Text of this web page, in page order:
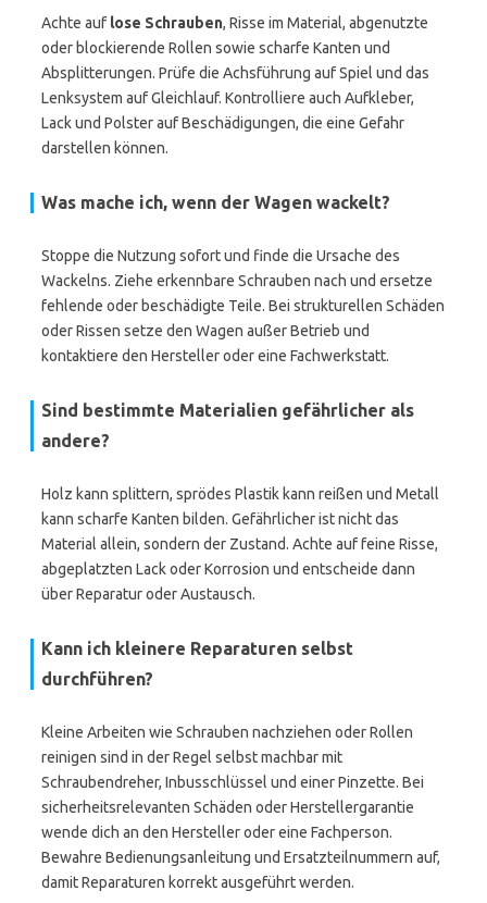
Achte auf lose Schrauben, Risse im Material, abgenutzte
oder blockierende Rollen sowie scharfe Kanten und
Absplitterungen. Prüfe die Achsführung auf Spiel und das
Lenksystem auf Gleichlauf. Kontrolliere auch Aufkleber,
Lack und Polster auf Beschädigungen, die eine Gefahr
darstellen können.
Was mache ich, wenn der Wagen wackelt?
Stoppe die Nutzung sofort und finde die Ursache des
Wackelns. Ziehe erkennbare Schrauben nach und ersetze
fehlende oder beschädigte Teile. Bei strukturellen Schäden
oder Rissen setze den Wagen außer Betrieb und
kontaktiere den Hersteller oder eine Fachwerkstatt.
Sind bestimmte Materialien gefährlicher als
andere?
Holz kann splittern, sprödes Plastik kann reißen und Metall
kann scharfe Kanten bilden. Gefährlicher ist nicht das
Material allein, sondern der Zustand. Achte auf feine Risse,
abgeplatzten Lack oder Korrosion und entscheide dann
über Reparatur oder Austausch.
Kann ich kleinere Reparaturen selbst
durchführen?
Kleine Arbeiten wie Schrauben nachziehen oder Rollen
reinigen sind in der Regel selbst machbar mit
Schraubendreher, Inbusschlüssel und einer Pinzette. Bei
sicherheitsrelevanten Schäden oder Herstellergarantie
wende dich an den Hersteller oder eine Fachperson.
Bewahre Bedienungsanleitung und Ersatzteilnummern auf,
damit Reparaturen korrekt ausgeführt werden.